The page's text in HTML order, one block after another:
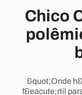
Chico
&quot;Onde
f&eacute;rtil